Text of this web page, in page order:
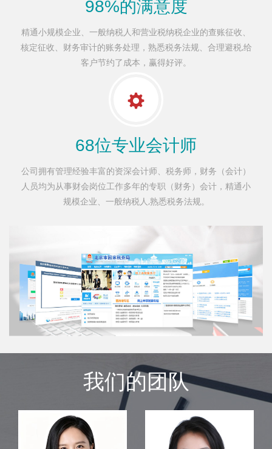
98%的满意度
精通小规模企业、一般纳税人和营业税纳税企业的查账征收、
核定征收、财务审计的账务处理，熟悉税务法规、合理避税,给
客户节约了成本，赢得好评。
68位专业会计师
公司拥有管理经验丰富的资深会计师、税务师，财务（会计）
人员均为从事财会岗位工作多年的专职（财务）会计，精通小
规模企业、一般纳税人,熟悉税务法规。
我们的团队